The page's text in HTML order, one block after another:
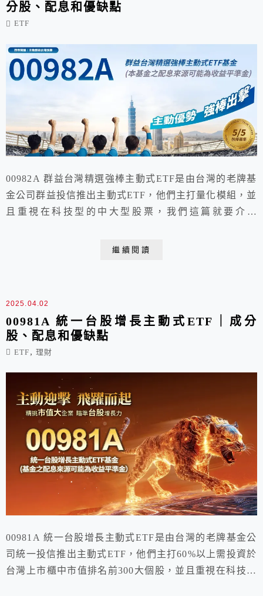
分股、配息和優缺點
ETF
00982A 群益台灣精選強棒主動式ETF是由台灣的老牌基
金公司群益投信推出主動式ETF，他們主打量化模組，並
且重視在科技型的中大型股票，我們這篇就要介紹
繼續閱讀
2025.04.02
00981A 統一台股增長主動式ETF｜成分
股、配息和優缺點
ETF , 理財
00981A 統一台股增長主動式ETF是由台灣的老牌基金公
司統一投信推出主動式ETF，他們主打60%以上需投資於
台灣上市櫃中市值排名前300大個股，並且重視在科技創